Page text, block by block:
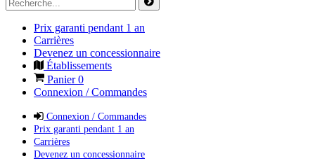
Prix garanti pendant 1 an
Carrières
Devenez un concessionnaire
Établissements
Panier0
Connexion / Commandes
Connexion / Commandes
Prix garanti pendant 1 an
Carrières
Devenez un concessionnaire